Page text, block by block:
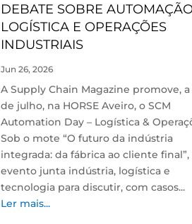
DEBATE SOBRE
LOGÍSTICA E OPERAÇÕES
INDUSTRIAIS
Jun 26, 2026
A Supply Chain Magazine promove, a
de julho, na HORSE Aveiro, o SCM
Automation Day – Logística &
Sob o mote “O futuro da indústria
integrada: da fábrica ao cliente final”,
evento junta indústria, logística e
tecnologia para discutir, com casos...
Ler mais...